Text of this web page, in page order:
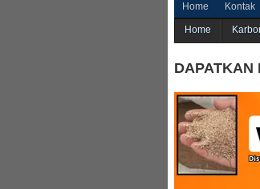
Home Kontak
Home
DAPATKAN